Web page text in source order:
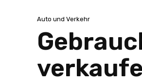
Auto und Verkehr